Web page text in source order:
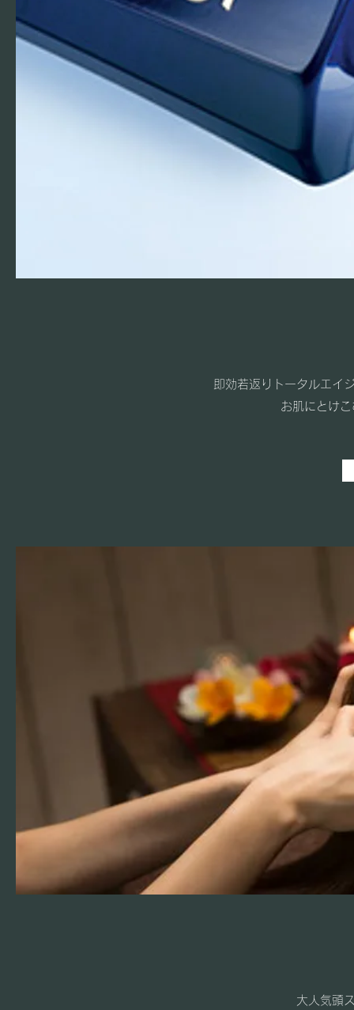
即効若返りトータルエ
お肌にとけ
大人気頭